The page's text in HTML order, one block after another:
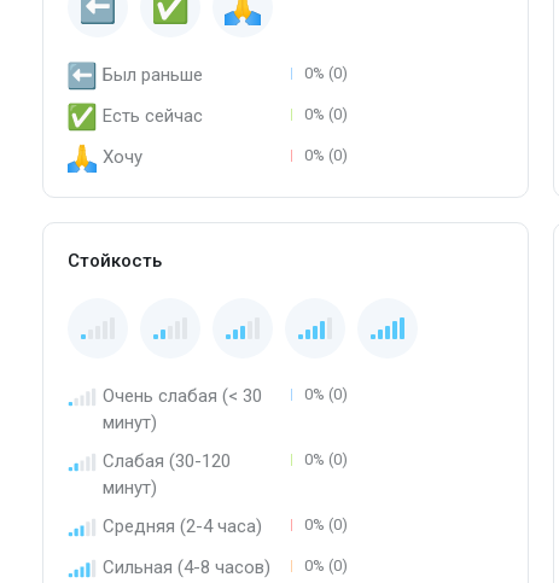
Был раньше 0% (0)
Есть сейчас 0% (0)
Хочу 0% (0)
Стойкость
Очень слабая (< 30
минут)
0% (0)
Слабая (30-120
минут)
0% (0)
Средняя (2-4 часа) 0% (0)
Сильная (4-8 часов) 0% (0)